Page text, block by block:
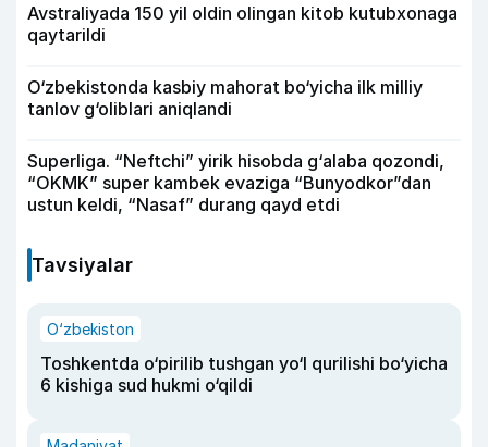
Avstraliyada 150 yil oldin olingan kitob kutubxonaga
qaytarildi
O‘zbekistonda kasbiy mahorat bo‘yicha ilk milliy
tanlov g‘oliblari aniqlandi
Superliga. “Neftchi” yirik hisobda g‘alaba qozondi,
“OKMK” super kambek evaziga “Bunyodkor”dan
ustun keldi, “Nasaf” durang qayd etdi
Tavsiyalar
O‘zbekiston
Toshkentda o‘pirilib tushgan yo‘l qurilishi bo‘yicha
6 kishiga sud hukmi o‘qildi